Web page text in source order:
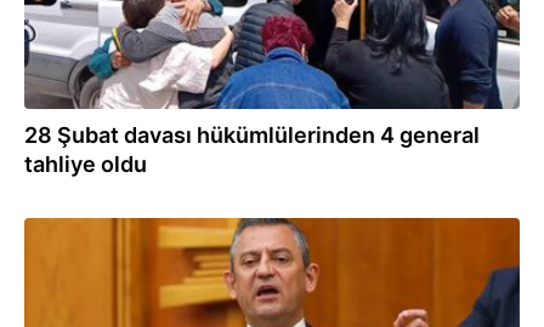
28 Şubat davası hükümlülerinden 4 general
tahliye oldu